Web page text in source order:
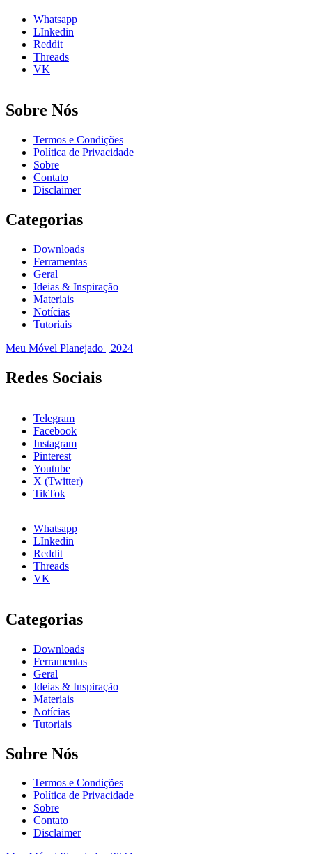
Whatsapp
LInkedin
Reddit
Threads
VK
Sobre Nós
Termos e Condições
Política de Privacidade
Sobre
Contato
Disclaimer
Categorias
Downloads
Ferramentas
Geral
Ideias & Inspiração
Materiais
Notícias
Tutoriais
Meu Móvel Planejado | 2024
Redes Sociais
Telegram
Facebook
Instagram
Pinterest
Youtube
X (Twitter)
TikTok
Whatsapp
LInkedin
Reddit
Threads
VK
Categorias
Downloads
Ferramentas
Geral
Ideias & Inspiração
Materiais
Notícias
Tutoriais
Sobre Nós
Termos e Condições
Política de Privacidade
Sobre
Contato
Disclaimer